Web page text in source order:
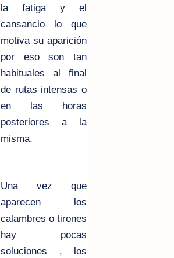
la fatiga y el
cansancio lo que
motiva su aparición
por eso son tan
habituales al final
de rutas intensas o
en las horas
posteriores a la
misma.
Una vez que
aparecen los
calambres o tirones
hay pocas
soluciones , los